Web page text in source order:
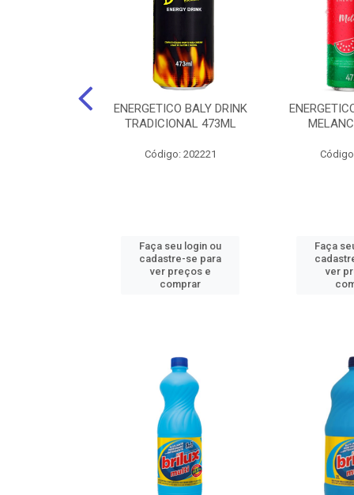
ENERGETICO BALY DRINK
TRADICIONAL 473ML
Código: 202221
Faça seu login ou
cadastre-se para
ver preços e
comprar
Faça
ver